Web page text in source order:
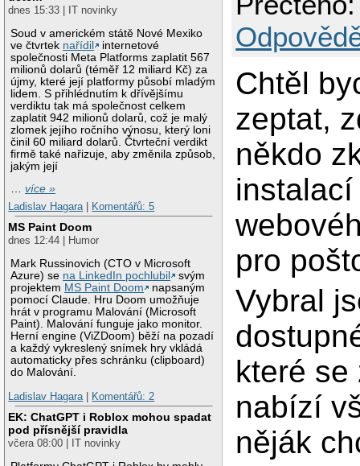
dnes 15:33 | IT novinky
Soud v americkém státě Nové Mexiko
ve čtvrtek nařídil
internetové
společnosti Meta Platforms zaplatit 567
milionů dolarů (téměř 12 miliard Kč) za
újmy, které její platformy působí mladým
lidem. S přihlédnutím k dřívějšímu
verdiktu tak má společnost celkem
zaplatit 942 milionů dolarů, což je malý
zlomek jejího ročního výnosu, který loni
činil 60 miliard dolarů. Čtvrteční verdikt
firmě také nařizuje, aby změnila způsob,
jakým její
…více »
Ladislav Hagara
Komentářů: 5
MS Paint Doom
dnes 12:44 | Humor
Mark Russinovich (CTO v Microsoft
Azure) se na LinkedIn pochlubil
svým
projektem MS Paint Doom
napsaným
pomocí Claude. Hru Doom umožňuje
hrát v programu Malování (Microsoft
Paint). Malování funguje jako monitor.
Herní engine (ViZDoom) běží na pozadí
a každý vykreslený snímek hry vkládá
automaticky přes schránku (clipboard)
do Malování.
Ladislav Hagara
Komentářů: 2
EK: ChatGPT i Roblox mohou spadat
pod přísnější pravidla
včera 08:00 | IT novinky
Chtěl
zeptat,
někdo
pro
Vybral
které se
nabízí
něják